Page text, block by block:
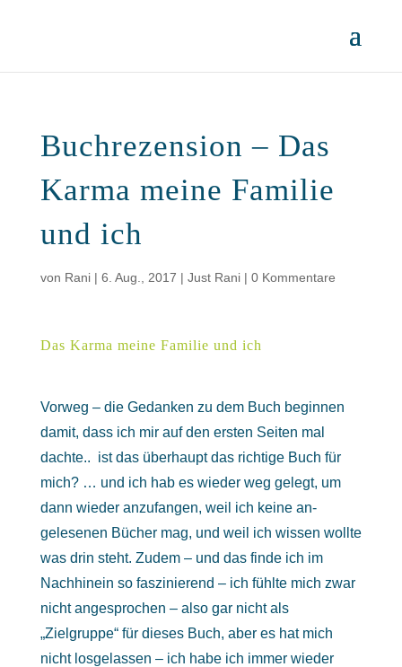
Buchrezension – Das
Karma meine Familie
und ich
von Rani| 6. Aug., 2017 | Just Rani| 0 Kommentare
Das Karma meine Familie und ich
Vorweg – die Gedanken zu dem Buch beginnen
damit, dass ich mir auf den ersten Seiten mal
dachte.. ist das überhaupt das richtige Buch für
mich? … und ich hab es wieder weg gelegt, um
dann wieder anzufangen, weil ich keine an-
gelesenen Bücher mag, und weil ich wissen wollte
was drin steht. Zudem – und das finde ich im
Nachhinein so faszinierend – ich fühlte mich zwar
nicht angesprochen – also gar nicht als
„Zielgruppe“ für dieses Buch, aber es hat mich
nicht losgelassen – ich habe ich immer wieder